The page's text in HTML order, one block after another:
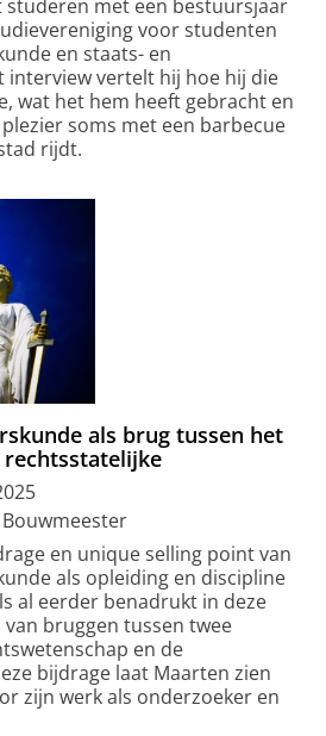
met een bestuursjaar
voor studenten
en staats- en
interview vertelt hij hoe hij die
wat het hem heeft gebracht en
soms met een barbecue
rijdt.
als brug tussen het
en unique selling point van
als opleiding en discipline
al eerder benadrukt in deze
bruggen tussen twee
en de
bijdrage laat Maarten zien
zijn werk als onderzoeker en